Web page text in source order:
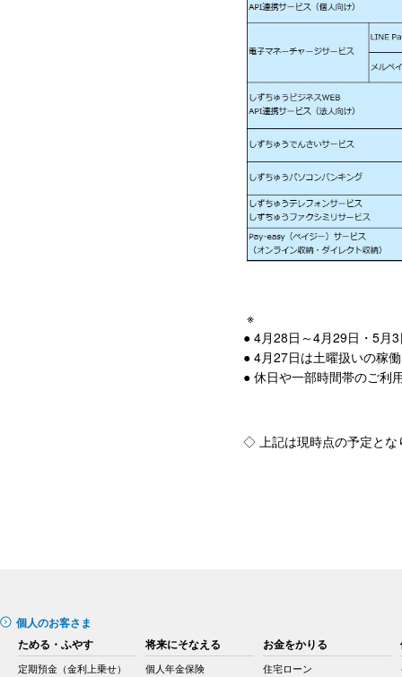
※
● 4月28日～4月29日・5月
● 4月27日は土曜扱いの稼
● 休日や一部時間帯のご利
◇ 上記は現時点の予定とな
個人のお客さま
ためる・ふやす
定期預金（金利上乗せ）
将来にそなえる
個人年金保険
お金をかりる
住宅ローン